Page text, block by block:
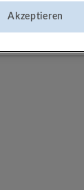
|
Akzeptieren